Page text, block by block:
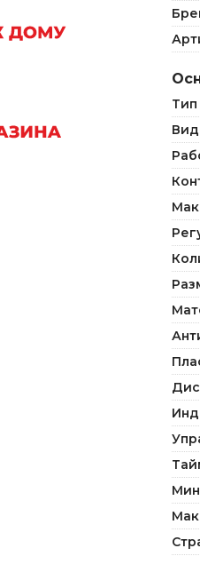
Тип
Вид